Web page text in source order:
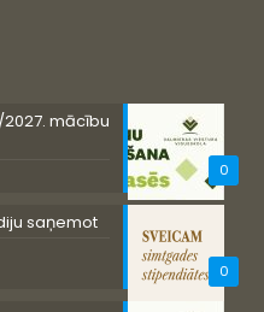
0
mācību
0
saņemot